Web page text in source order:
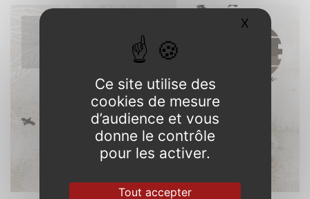
Ce site utilise des
cookies de mesure
d’audience et vous
donne le contrôle
pour les activer.
Tout accepter
X Masquer